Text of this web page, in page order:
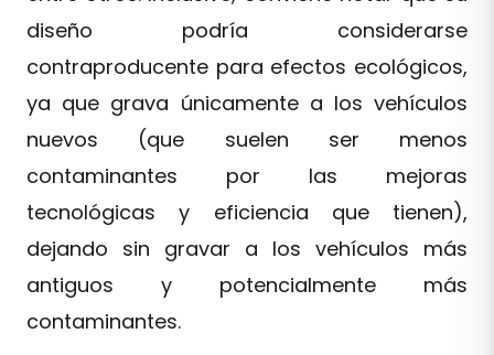
diseño podría considerarse
contraproducente para efectos ecológicos,
ya que grava únicamente a los vehículos
nuevos (que suelen ser menos
contaminantes por las mejoras
tecnológicas y eficiencia que tienen),
dejando sin gravar a los vehículos más
antiguos y potencialmente más
contaminantes.